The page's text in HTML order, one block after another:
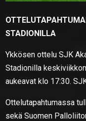
STADIONILLA
Ykkösen ottelu SJK
Stadionilla
aukeavat klo 17:30.
Ottelutapahtumassa
sekä Suomen